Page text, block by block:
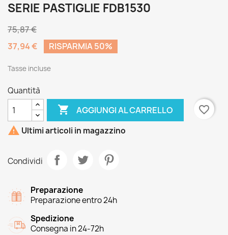
SERIE PASTIGLIE FDB1530
75,87 €
37,94 €
RISPARMIA 50%
Tasse incluse
Quantità
 AGGIUNGI AL CARRELLO
favorite_border
 Ultimi articoli in magazzino
Condividi
Preparazione
Preparazione entro 24h
Spedizione
Consegna in 24-72h